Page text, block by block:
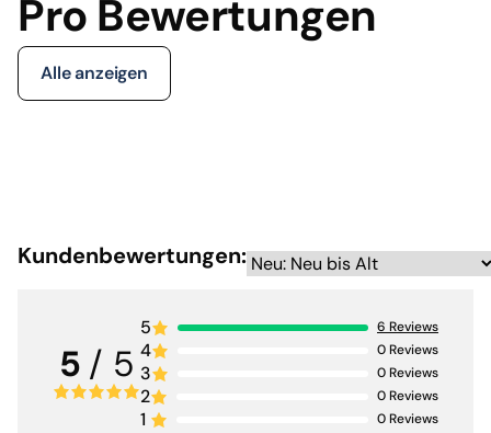
Pro Bewertungen
Alle anzeigen
Kundenbewertungen:
5 / 5
5 6 Reviews
4 0Reviews
3 0Reviews
2 0Reviews
1 0Reviews